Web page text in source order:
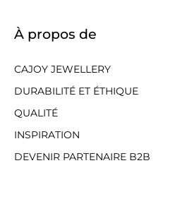
À propos de
CAJOY JEWELLERY
DURABILITÉ ET ÉTHIQUE
QUALITÉ
INSPIRATION
DEVENIR PARTENAIRE B2B